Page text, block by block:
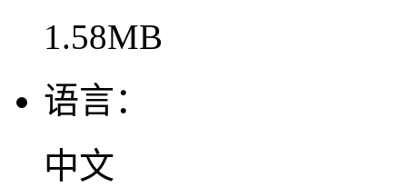
1.58MB
语言：
中文